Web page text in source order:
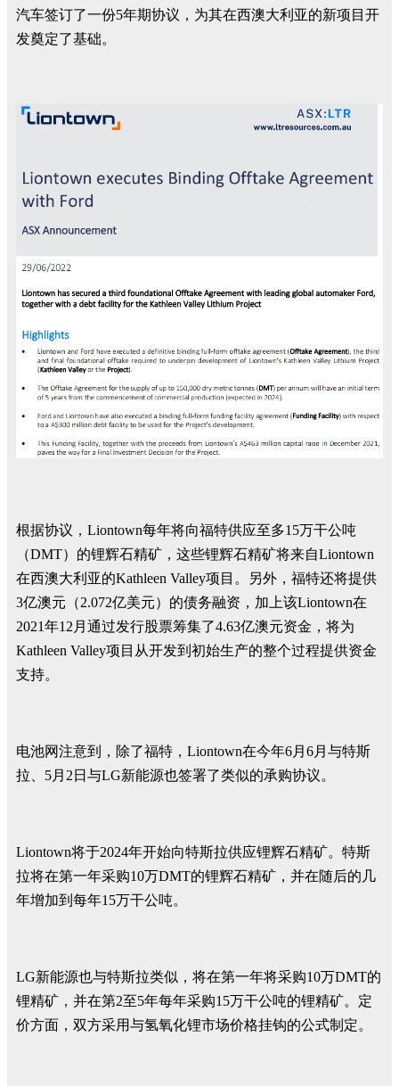
汽车签订了一份5年期协议，为其在西澳大利亚的新项目开
发奠定了基础。
根据协议，Liontown每年将向福特供应至多15万干公吨
（DMT）的锂辉石精矿，这些锂辉石精矿将来自Liontown
在西澳大利亚的Kathleen Valley项目。另外，福特还将提供
3亿澳元（2.072亿美元）的债务融资，加上该Liontown在
2021年12月通过发行股票筹集了4.63亿澳元资金，将为
Kathleen Valley项目从开发到初始生产的整个过程提供资金
支持。
电池网注意到，除了福特，Liontown在今年6月6月与特斯
拉、5月2日与LG新能源也签署了类似的承购协议。
Liontown将于2024年开始向特斯拉供应锂辉石精矿。特斯
拉将在第一年采购10万DMT的锂辉石精矿，并在随后的几
年增加到每年15万干公吨。
LG新能源也与特斯拉类似，将在第一年将采购10万DMT的
锂精矿，并在第2至5年每年采购15万干公吨的锂精矿。定
价方面，双方采用与氢氧化锂市场价格挂钩的公式制定。